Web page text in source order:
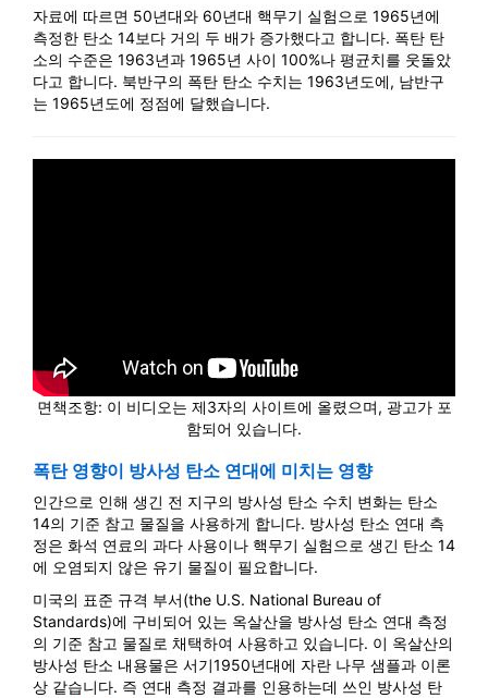
자료에 따르면 50년대와 60년대 핵무기 실험으로 1965년에
측정한 탄소 14보다 거의 두 배가 증가했다고 합니다. 폭탄 탄
소의 수준은 1963년과 1965년 사이 100%나 평균치를 웃돌았
다고 합니다. 북반구의 폭탄 탄소 수치는 1963년도에, 남반구
는 1965년도에 정점에 달했습니다.
면책조항: 이 비디오는 제3자의 사이트에 올렸으며, 광고가 포
함되어 있습니다.
폭탄 영향이 방사성 탄소 연대에 미치는 영향
인간으로 인해 생긴 전 지구의 방사성 탄소 수치 변화는 탄소
14의 기준 참고 물질을 사용하게 합니다. 방사성 탄소 연대 측
정은 화석 연료의 과다 사용이나 핵무기 실험으로 생긴 탄소 14
에 오염되지 않은 유기 물질이 필요합니다.
미국의 표준 규격 부서(the U.S. National Bureau of
Standards)에 구비되어 있는 옥살산을 방사성 탄소 연대 측정
의 기준 참고 물질로 채택하여 사용하고 있습니다. 이 옥살산의
방사성 탄소 내용물은 서기1950년대에 자란 나무 샘플과 이론
상 같습니다. 즉 연대 측정 결과를 인용하는데 쓰인 방사성 탄